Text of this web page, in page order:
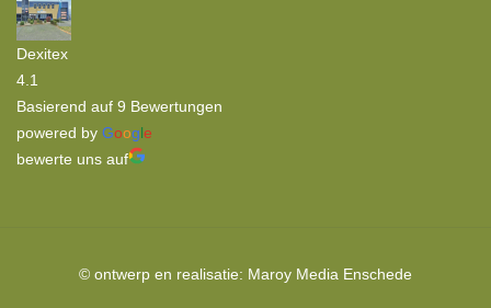
Dexitex
4.1
Basierend auf 9 Bewertungen
powered by Google
bewerte uns auf
© ontwerp en realisatie: Maroy Media Enschede